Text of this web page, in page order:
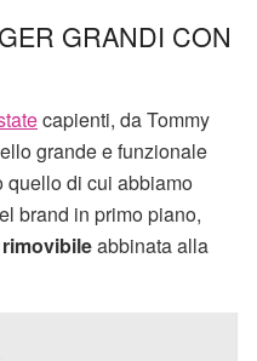
GRANDI CON
capienti, da Tommy
grande e funzionale
quello di cui abbiamo
brand in primo piano,
abbinata alla